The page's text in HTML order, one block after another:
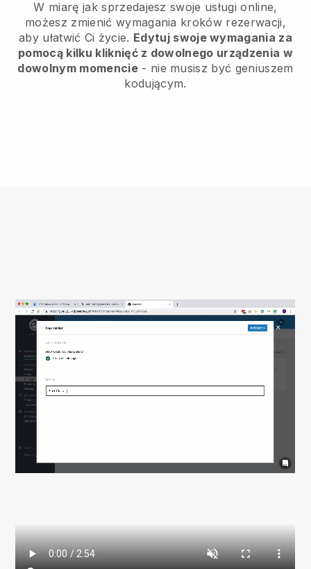
W miarę jak sprzedajesz swoje usługi online,
możesz zmienić wymagania kroków rezerwacji,
aby ułatwić Ci życie. Edytuj swoje wymagania za
pomocą kilku kliknięć z dowolnego urządzenia w
dowolnym momencie- nie musisz być geniuszem
kodującym.